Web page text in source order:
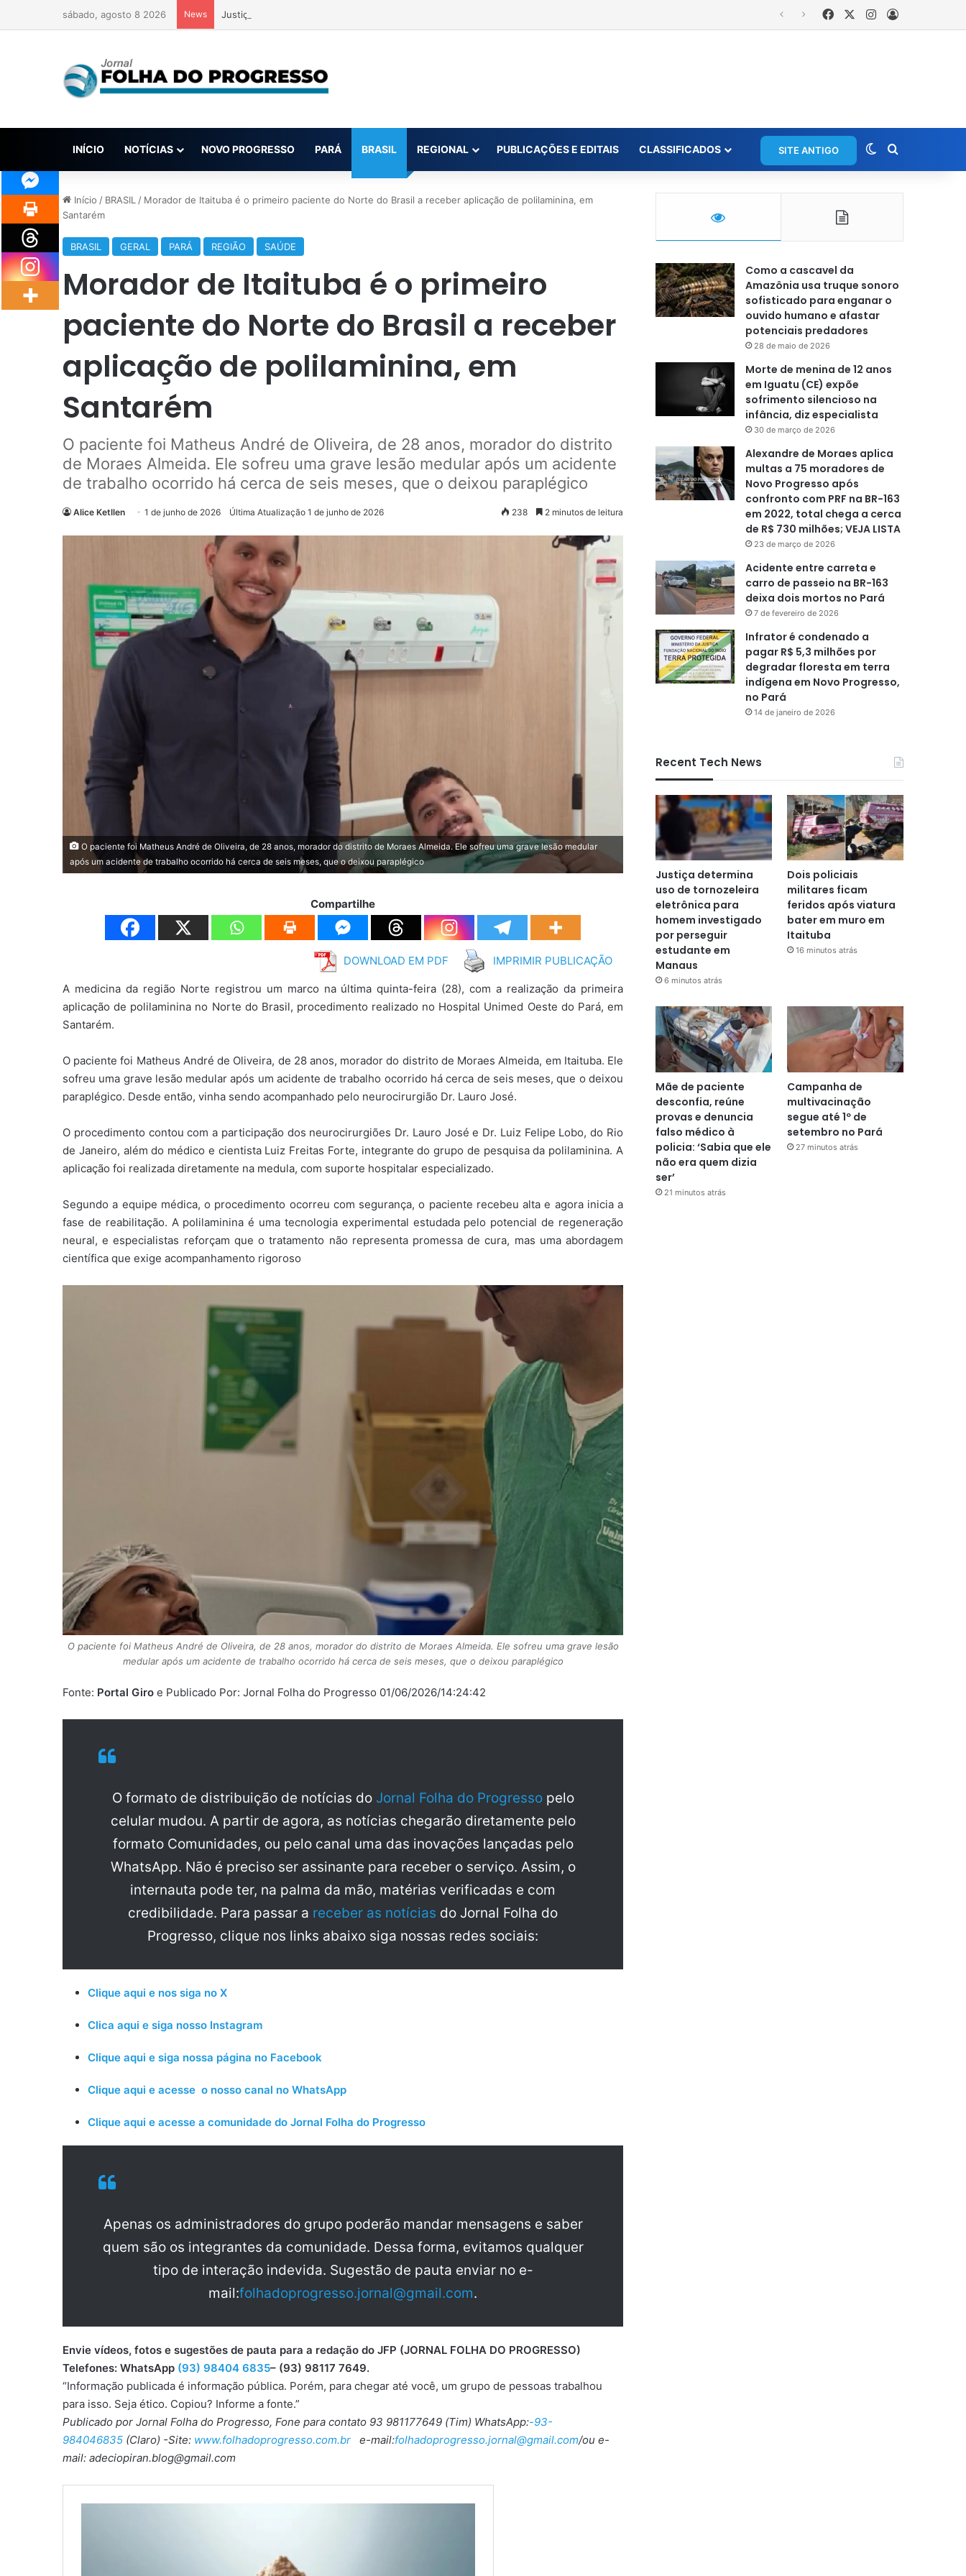
sábado, agosto 8 2026 News Justiça determina uso de tornozeleira eletrônica para homem investigado por perseguir estudante em Manaus FacebookInstagram
INÍCIO NOTÍCIAS NOVO PROGRESSO PARÁ BRASIL REGIONAL PUBLICAÇÕES E EDITAIS CLASSIFICADOS SITE ANTIGO Switch skin
Início / BRASIL / Morador de Itaituba é o primeiro paciente do Norte do Brasil a receber aplicação de polilaminina, em
Santarém
BRASIL GERAL PARÁ REGIÃO SAÚDE
Morador de Itaituba é o primeiro
paciente do Norte do Brasil a receber
aplicação de polilaminina, em
Santarém
O paciente foi Matheus André de Oliveira, de 28 anos, morador do distrito
de Moraes Almeida. Ele sofreu uma grave lesão medular após um acidente
de trabalho ocorrido há cerca de seis meses, que o deixou paraplégico
Alice Ketllen 1 de junho de 2026 Última Atualização 1 de junho de 2026 238 2 minutos de leitura
O paciente foi Matheus André de Oliveira, de 28 anos, morador do distrito de Moraes Almeida. Ele sofreu uma grave lesão medular
após um acidente de trabalho ocorrido há cerca de seis meses, que o deixou paraplégico
Compartilhe
DOWNLOAD EM PDF IMPRIMIR PUBLICAÇÃO
A medicina da região Norte registrou um marco na última quinta-feira (28), com a realização da primeira
aplicação de polilaminina no Norte do Brasil, procedimento realizado no Hospital Unimed Oeste do Pará, em
Santarém.
O paciente foi Matheus André de Oliveira, de 28 anos, morador do distrito de Moraes Almeida, em Itaituba. Ele
sofreu uma grave lesão medular após um acidente de trabalho ocorrido há cerca de seis meses, que o deixou
paraplégico. Desde então, vinha sendo acompanhado pelo neurocirurgião Dr. Lauro José.
O procedimento contou com a participação dos neurocirurgiões Dr. Lauro José e Dr. Luiz Felipe Lobo, do Rio
de Janeiro, além do médico e cientista Luiz Freitas Forte, integrante do grupo de pesquisa da polilaminina. A
aplicação foi realizada diretamente na medula, com suporte hospitalar especializado.
Segundo a equipe médica, o procedimento ocorreu com segurança, o paciente recebeu alta e agora inicia a
fase de reabilitação. A polilaminina é uma tecnologia experimental estudada pelo potencial de regeneração
neural, e especialistas reforçam que o tratamento não representa promessa de cura, mas uma abordagem
científica que exige acompanhamento rigoroso
O paciente foi Matheus André de Oliveira, de 28 anos, morador do distrito de Moraes Almeida. Ele sofreu uma grave lesão
medular após um acidente de trabalho ocorrido há cerca de seis meses, que o deixou paraplégico
Fonte: Portal Giro e Publicado Por: Jornal Folha do Progresso 01/06/2026/14:24:42
O formato de distribuição de notícias do Jornal Folha do Progresso pelo
celular mudou. A partir de agora, as notícias chegarão diretamente pelo
formato Comunidades, ou pelo canal uma das inovações lançadas pelo
WhatsApp. Não é preciso ser assinante para receber o serviço. Assim, o
internauta pode ter, na palma da mão, matérias verificadas e com
credibilidade. Para passar a receber as notícias do Jornal Folha do
Progresso, clique nos links abaixo siga nossas redes sociais:
Clique aqui e nos siga no X
Clica aqui e siga nosso Instagram
Clique aqui e siga nossa página no Facebook
Clique aqui e acesse o nosso canal no WhatsApp
Clique aqui e acesse a comunidade do Jornal Folha do Progresso
Apenas os administradores do grupo poderão mandar mensagens e saber
quem são os integrantes da comunidade. Dessa forma, evitamos qualquer
tipo de interação indevida. Sugestão de pauta enviar no e-
mail:folhadoprogresso.jornal@gmail.com.
Envie vídeos, fotos e sugestões de pauta para a redação do JFP (JORNAL FOLHA DO PROGRESSO)
Telefones: WhatsApp (93) 98404 6835– (93) 98117 7649.
“Informação publicada é informação pública. Porém, para chegar até você, um grupo de pessoas trabalhou
para isso. Seja ético. Copiou? Informe a fonte.”
Publicado por Jornal Folha do Progresso, Fone para contato 93 981177649 (Tim) WhatsApp:-93-
984046835 (Claro) -Site: www.folhadoprogresso.com.br e-mail:folhadoprogresso.jornal@gmail.com/ou e-
mail: adeciopiran.blog@gmail.com
Como a cascavel da
Amazônia usa truque sonoro
sofisticado para enganar o
ouvido humano e afastar
potenciais predadores
28 de maio de 2026
Morte de menina de 12 anos
em Iguatu (CE) expõe
sofrimento silencioso na
infância, diz especialista
30 de março de 2026
Alexandre de Moraes aplica
multas a 75 moradores de
Novo Progresso após
confronto com PRF na BR-163
em 2022, total chega a cerca
de R$ 730 milhões; VEJA LISTA
23 de março de 2026
Acidente entre carreta e
carro de passeio na BR-163
deixa dois mortos no Pará
7 de fevereiro de 2026
Infrator é condenado a
pagar R$ 5,3 milhões por
degradar floresta em terra
indígena em Novo Progresso,
no Pará
14 de janeiro de 2026
Recent Tech News
Justiça determina
uso de tornozeleira
eletrônica para
homem investigado
por perseguir
estudante em
Manaus
6 minutos atrás
Dois policiais
militares ficam
feridos após viatura
bater em muro em
Itaituba
16 minutos atrás
Mãe de paciente
desconfia, reúne
provas e denuncia
falso médico à
policia: ‘Sabia que ele
não era quem dizia
ser’
21 minutos atrás
Campanha de
multivacinação
segue até 1º de
setembro no Pará
27 minutos atrás